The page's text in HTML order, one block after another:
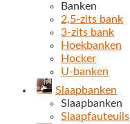
Banken
2,5-zits bank
3-zits bank
Hoekbanken
Hocker
U-banken
Slaapbanken
Slaapbanken
Slaapfauteuils